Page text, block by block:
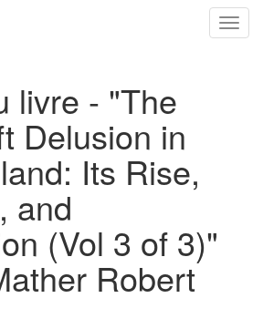
livre - "The
Delusion in
Its Rise,
and
(Vol 3 of 3)"
Robert